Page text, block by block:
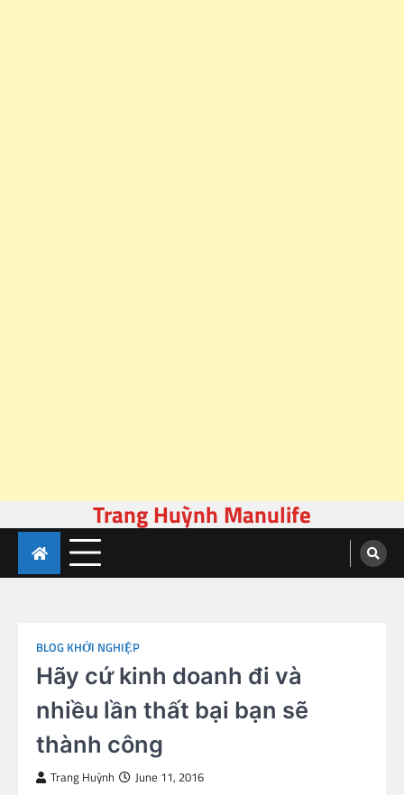
to
content
Trang Huỳnh Manulife
BLOG KHỞI NGHIỆP
Hãy cứ kinh doanh đi và
nhiều lần thất bại bạn sẽ
thành công
Trang Huỳnh June 11, 2016